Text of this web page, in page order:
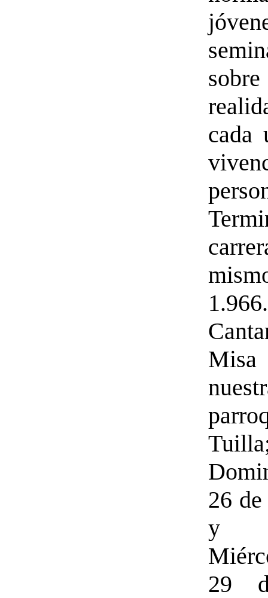
cada
1.966.
26
y
29